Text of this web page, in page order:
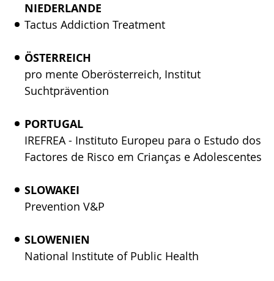
NIEDERLANDE
Tactus Addiction Treatment
ÖSTERREICH
pro mente Oberösterreich, Institut
Suchtprävention
PORTUGAL
IREFREA - Instituto Europeu para o Estudo dos
Factores de Risco em Crianças e Adolescentes
SLOWAKEI
Prevention V&P
SLOWENIEN
National Institute of Public Health